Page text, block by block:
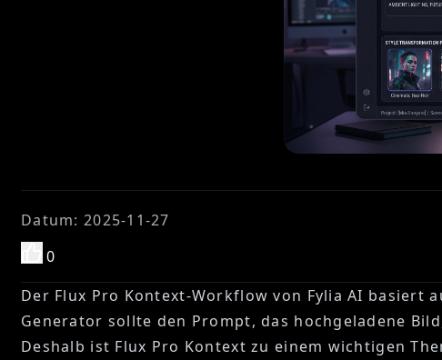
Datum: 2025-11-27
0
Der Flux Pro Kontext-Workflow von Fylia AI basiert
Generator sollte den Prompt, das hochgeladene
Deshalb ist Flux Pro Kontext zu einem wichtigen